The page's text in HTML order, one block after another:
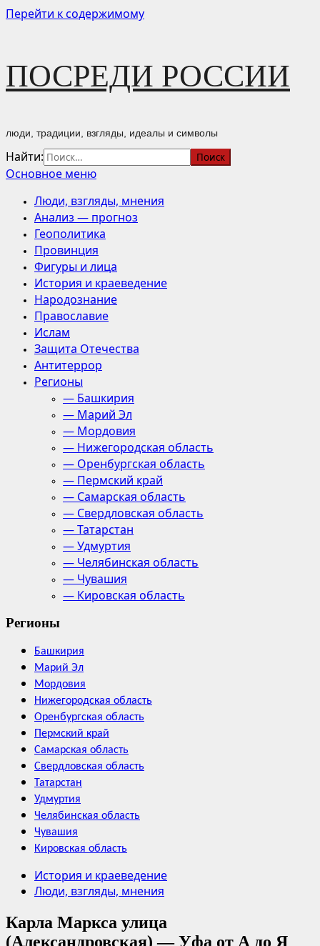
Перейти к содержимому
ПОСРЕДИ РОССИИ
люди, традиции, взгляды, идеалы и символы
Найти:
Основное меню
Люди, взгляды, мнения
Анализ — прогноз
Геополитика
Провинция
Фигуры и лица
История и краеведение
Народознание
Православие
Ислам
Защита Отечества
Антитеррор
Регионы
— Башкирия
— Марий Эл
— Мордовия
— Нижегородская область
— Оренбургская область
— Пермский край
— Самарская область
— Свердловская область
— Татарстан
— Удмуртия
— Челябинская область
— Чувашия
— Кировская область
Регионы
Башкирия
Марий Эл
Мордовия
Нижегородская область
Оренбургская область
Пермский край
Самарская область
Свердловская область
Татарстан
Удмуртия
Челябинская область
Чувашия
Кировская область
История и краеведение
Люди, взгляды, мнения
Карла Маркса улица
(Александровская) — Уфа от А до Я